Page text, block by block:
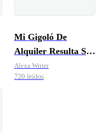
Mi Gigoló De
Alquiler Resulta Ser
Mi Dueño
Alexa Writer
720 leídos